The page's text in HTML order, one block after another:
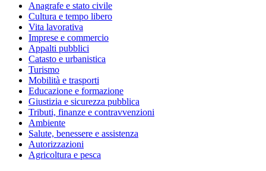
Anagrafe e stato civile
Cultura e tempo libero
Vita lavorativa
Imprese e commercio
Appalti pubblici
Catasto e urbanistica
Turismo
Mobilità e trasporti
Educazione e formazione
Giustizia e sicurezza pubblica
Tributi, finanze e contravvenzioni
Ambiente
Salute, benessere e assistenza
Autorizzazioni
Agricoltura e pesca